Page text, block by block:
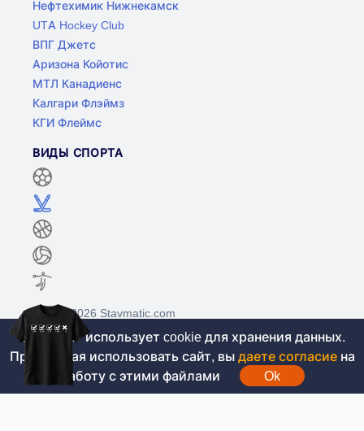
Нефтехимик Нижнекамск
UTA Hockey Club
ВПГ Джетс
Аризона Койотис
МТЛ Канадиенс
Калгари Флэймз
КГИ Флеймс
ВИДЫ СПОРТА
©2017-2026 Stavmatic.com
Для лиц старше 18 лет. На сайте не
проводятся игры на денежные средства, вся
Этот сайт использует cookie для хранения данных.
Продолжая использовать сайт, вы даете согласие на
работу с этими файлами
Ok